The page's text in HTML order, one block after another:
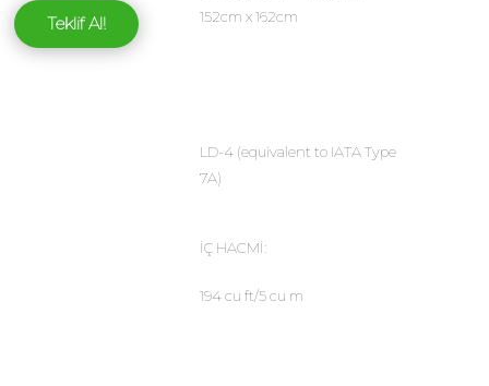
152cm x 162cm
LD-4 (equivalent to IATA Type
7A)
İÇ HACMİ:
194 cu ft/5 cu m
Teklif Al!